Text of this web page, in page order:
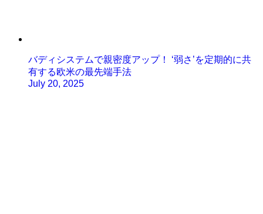
バディシステムで親密度アップ！ ‘弱さ’を定期的に共
有する欧米の最先端手法
July 20, 2025